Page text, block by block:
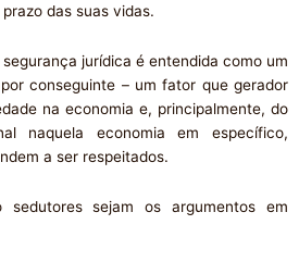
das suas vidas.
segurança jurídica é entendida como um
conseguinte – um fator que gerador
na economia e, principalmente, do
naquela economia em específico,
a ser respeitados.
sejam os argumentos em